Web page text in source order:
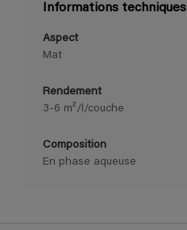
Informations techniques
Aspect
Mat
Rendement
3-6 m²/l/couche
Composition
En phase aqueuse